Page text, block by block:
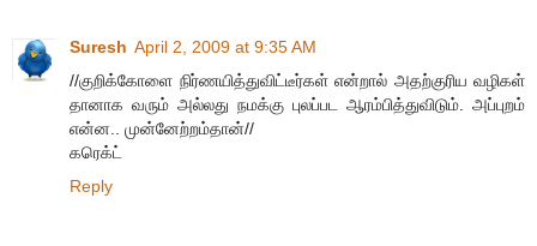
Suresh April 2, 2009 at 9:35 AM
//குறிக்கோளை நிர்ணயித்துவிட்டீர்கள் என்றால் அதற்குரிய வழிகள்
தானாக வரும் அல்லது நமக்கு புலப்பட ஆரம்பித்துவிடும். அப்புறம்
என்ன.. முன்னேற்றம்தான்//
கரெக்ட்
Reply